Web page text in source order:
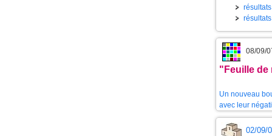
08/09/
"Feuille de
Un nouveau
avec leur
02/09/